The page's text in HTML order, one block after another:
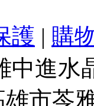
護 | 購
中進水
雄市苓